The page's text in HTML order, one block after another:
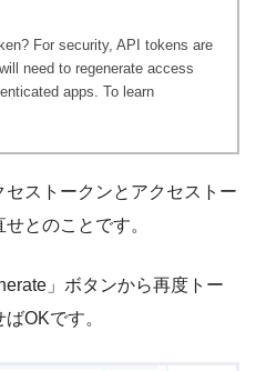
For security, API tokens are
need to regenerate access
apps. To learn
ストークンとアクセストー
とのことです。
」ボタンから再度トー
OKです。